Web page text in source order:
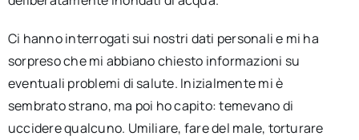
Ci hanno interrogati sui nostri dati personali e mi ha
sorpreso che mi abbiano chiesto informazioni su
eventuali problemi di salute. Inizialmente mi è
sembrato strano, ma poi ho capito: temevano di
uccidere qualcuno. Umiliare, fare del male, torturare